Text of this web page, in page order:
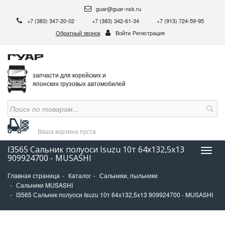
guar@guar-nsk.ru
+7 (383) 347-20-02
+7 (383) 342-61-34
+7 (913) 724-59-95
Обратный звонок
Войти Регистрация
запчасти для корейских и
японских грузовых автомобилей
Ваша корзина пуста
I3565 Сальник полуоси Isuzu 10т 64x132,5x13
909924700 - MUSASHI
Главная страница Каталог
Сальники, пыльники
Сальники MUSASHI
I3565 Сальник полуоси Isuzu 10т 64x132,5x13 909924700 - MUSASHI